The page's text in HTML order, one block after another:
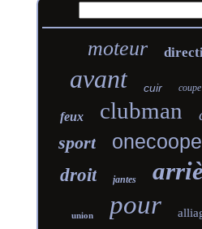
moteur
avant cuir coupe
feux clubman
sport
droit jantes
union pour